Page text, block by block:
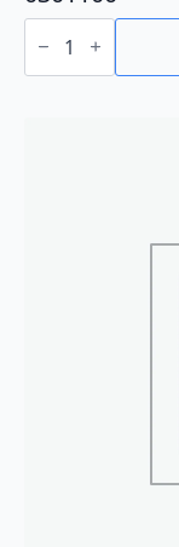
0301100
adet